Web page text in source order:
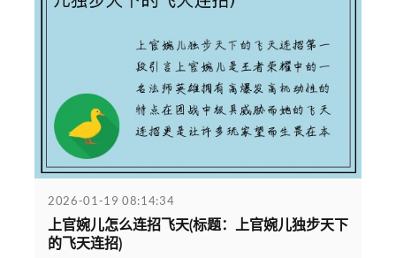
2026-01-19 08:14:34
上官婉儿怎么连招飞天(标题：上官婉儿独步天下
的飞天连招)